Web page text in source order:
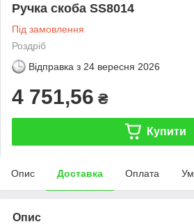
Ручка скоба SS8014
Під замовлення
Роздріб
Відправка з 24 вересня 2026
4 751,56 ₴
Купити
Опис Доставка Оплата
Опис